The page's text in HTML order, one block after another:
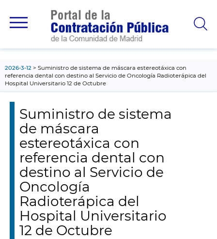
principal
2026-3-12
Suministro de sistema de máscara estereotáxica con
referencia dental con destino al Servicio de Oncología Radioterápica del
Hospital Universitario 12 de Octubre
Suministro de sistema
de máscara
estereotáxica con
referencia dental con
destino al Servicio de
Oncología
Radioterápica del
Hospital Universitario
12 de Octubre